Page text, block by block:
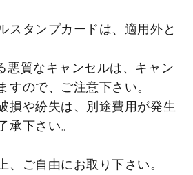
スタンプカードは、適用外と
悪質なキャンセルは、キャン
すので、ご注意下さい。
損や紛失は、別途費用が発生
承下さい。
、ご自由にお取り下さい。